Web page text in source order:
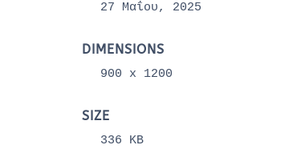
27 Μαΐου, 2025
DIMENSIONS
900 x 1200
SIZE
336 KB